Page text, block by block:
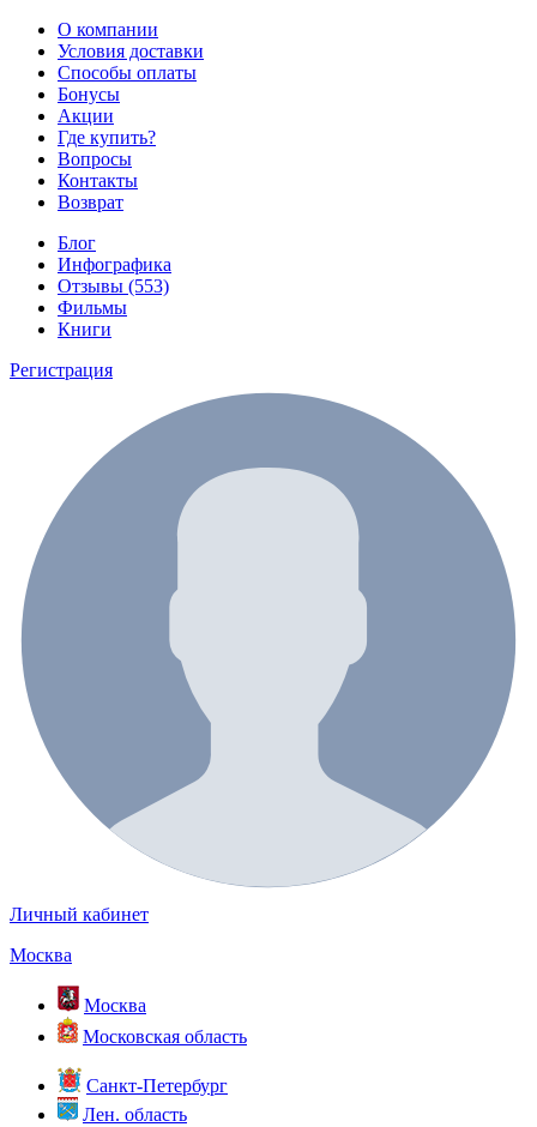
О компании
Условия доставки
Способы оплаты
Бонусы
Акции
Где купить?
Вопросы
Контакты
Возврат
Блог
Инфографика
Отзывы (553)
Фильмы
Книги
Регистрация
Личный кабинет
Москва
Москва
Московская область
Санкт-Петербург
Лен. область